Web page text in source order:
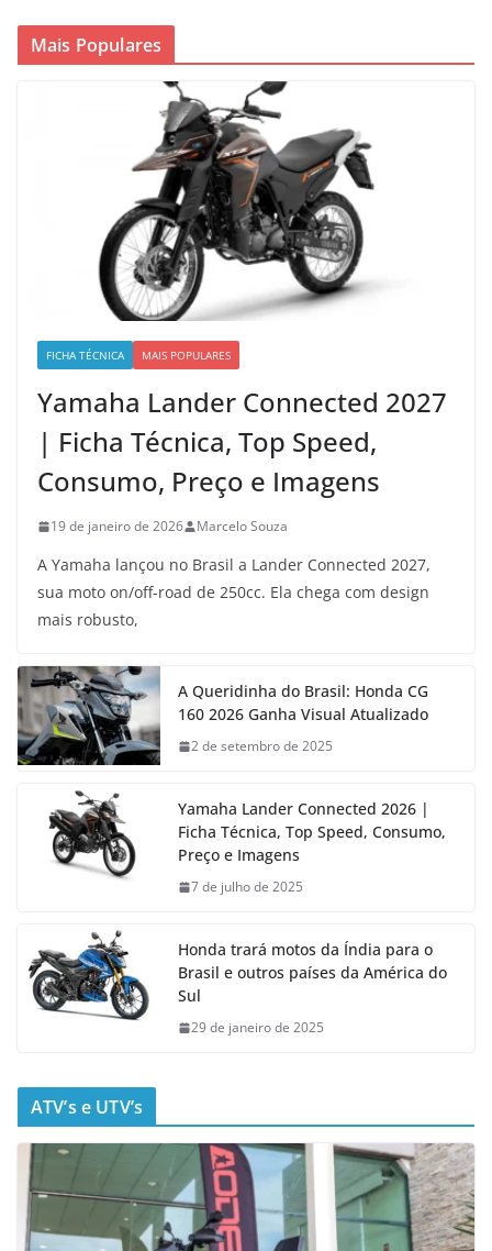
Mais Populares
FICHA TÉCNICA MAIS POPULARES
Yamaha Lander Connected 2027
| Ficha Técnica, Top Speed,
Consumo, Preço e Imagens
19 de janeiro de 2026 Marcelo Souza
A Yamaha lançou no Brasil a Lander Connected 2027,
sua moto on/off-road de 250cc. Ela chega com design
mais robusto,
A Queridinha do Brasil: Honda CG
160 2026 Ganha Visual Atualizado
2 de setembro de 2025
Yamaha Lander Connected 2026 |
Ficha Técnica, Top Speed, Consumo,
Preço e Imagens
7 de julho de 2025
Honda trará motos da Índia para o
Brasil e outros países da América do
Sul
29 de janeiro de 2025
ATV’s e UTV’s